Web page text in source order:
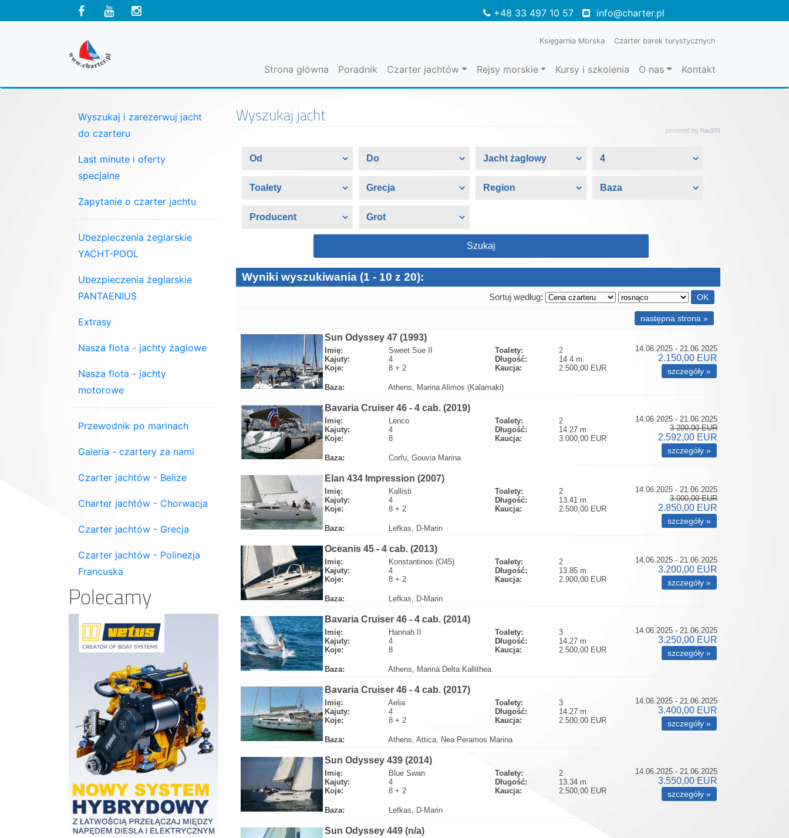
+48 33 497 10 57 info@charter.pl
Księgarnia Morska Czarter barek turystycznych
Strona główna Poradnik Czarter jachtów Rejsy morskie Kursy i szkolenia O nas Kontakt
Wyszukaj i zarezerwuj jacht
do czarteru
Last minute i oferty
specjalne
Zapytanie o czarter jachtu
Ubezpieczenia żeglarskie
YACHT-POOL
Ubezpieczenia żeglarskie
PANTAENIUS
Extrasy
Nasza flota - jachty żaglowe
Nasza flota - jachty
motorowe
Przewodnik po marinach
Galeria - czartery za nami
Czarter jachtów - Belize
Charter jachtów - Chorwacja
Czarter jachtów - Grecja
Czarter jachtów - Polinezja
Francuska
Polecamy